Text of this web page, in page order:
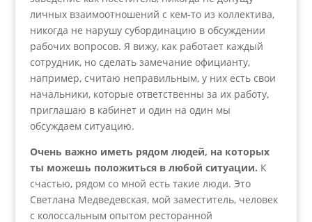
личных взаимоотношений с кем-то из коллектива,
никогда не нарушу субординацию в обсуждении
рабочих вопросов. Я вижу, как работает каждый
сотрудник, но сделать замечание официанту,
например, считаю неправильным, у них есть свои
начальники, которые ответственны за их работу,
приглашаю в кабинет и один на один мы
обсуждаем ситуацию.
Очень важно иметь рядом людей, на которых
ты можешь положиться в любой ситуации. К
счастью, рядом со мной есть такие люди. Это
Светлана Медведевская, мой заместитель, человек
с колоссальным опытом ресторанной